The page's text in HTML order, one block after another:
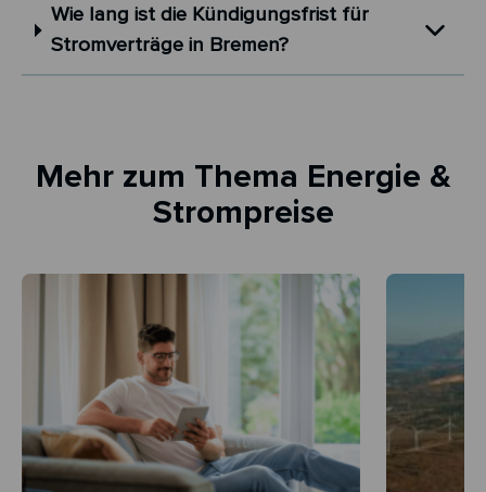
Wie lang ist die Kündigungsfrist für
Stromverträge in Bremen?
Mehr zum Thema Energie &
Strompreise